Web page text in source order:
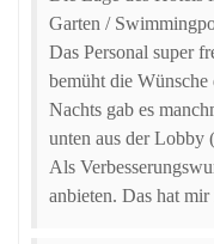
Garten /
Das Personal super
bemüht die
Nachts gab es
unten aus der Lobby
Als
anbieten. Das hat